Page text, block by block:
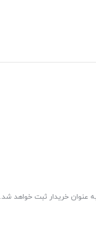
عنوان خریدار ثبت خواهد شد.